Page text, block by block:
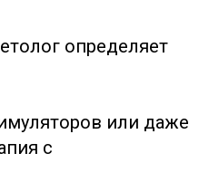
определяет
или даже
с